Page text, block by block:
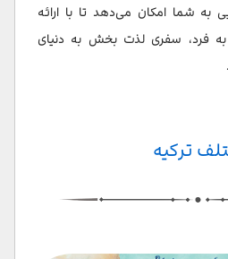
به شما امکان می‌دهد تا با ارائه
فرد، سفری لذت بخش به دنیای
ترکیه